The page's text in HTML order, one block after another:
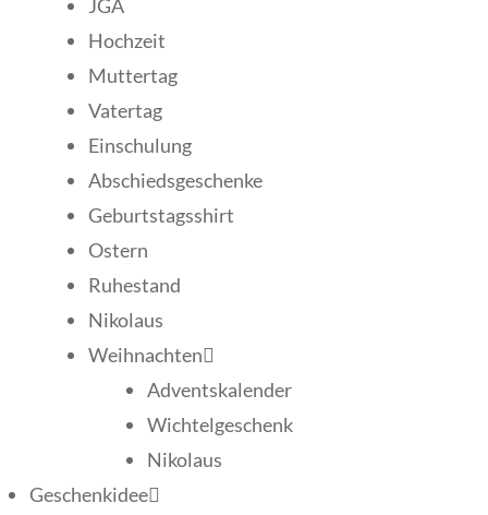
JGA
Hochzeit
Muttertag
Vatertag
Einschulung
Abschiedsgeschenke
Geburtstagsshirt
Ostern
Ruhestand
Nikolaus
Weihnachten
Adventskalender
Wichtelgeschenk
Nikolaus
Geschenkidee